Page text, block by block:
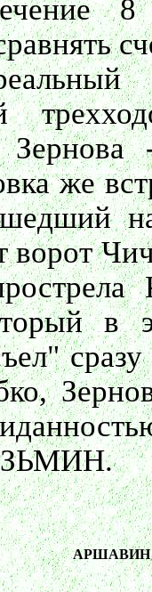
8
же
ворот
в
АРШАВИН